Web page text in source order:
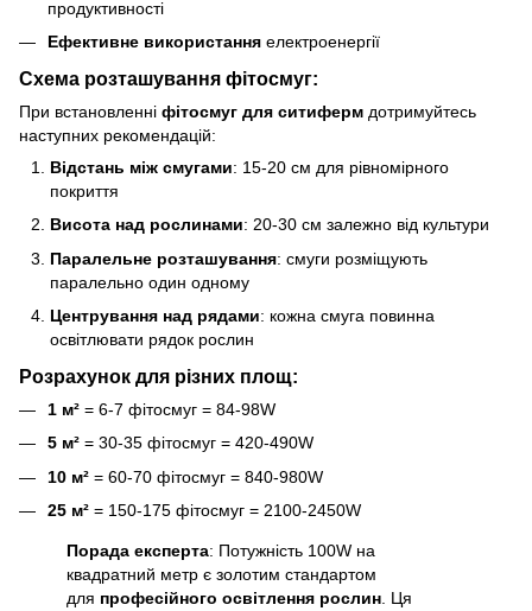
продуктивності
Ефективне використання електроенергії
Схема розташування фітосмуг:
При встановленні фітосмуг для ситиферм дотримуйтесь
наступних рекомендацій:
Відстань між смугами: 15-20 см для рівномірного
покриття
Висота над рослинами: 20-30 см залежно від культури
Паралельне розташування: смуги розміщують
паралельно один одному
Центрування над рядами: кожна смуга повинна
освітлювати рядок рослин
Розрахунок для різних площ:
1 м² = 6-7 фітосмуг = 84-98W
5 м² = 30-35 фітосмуг = 420-490W
10 м² = 60-70 фітосмуг = 840-980W
25 м² = 150-175 фітосмуг = 2100-2450W
Порада експерта: Потужність 100W на
квадратний метр є золотим стандартом
для професійного освітлення рослин . Ця